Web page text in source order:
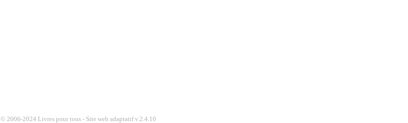
© 2006-2024 Livres pour tous - Site web adaptatif v.2.4.10